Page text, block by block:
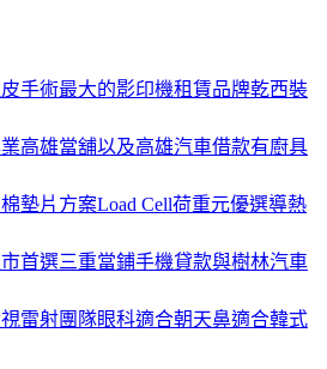
手術最大的影印機租賃品牌乾西裝
高雄當舖以及高雄汽車借款有廚具
墊片方案Load Cell荷重元優選導熱
首選三重當鋪手機貸款與樹林汽車
雷射團隊眼科適合朝天鼻適合韓式